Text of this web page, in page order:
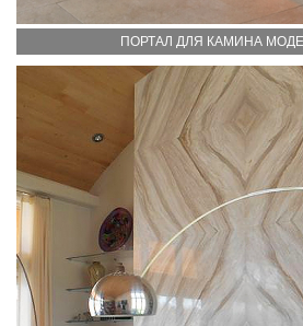
ПОРТАЛ ДЛЯ КАМИНА